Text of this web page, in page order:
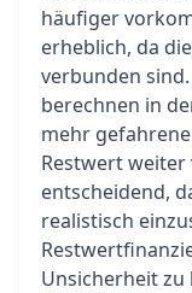
häufiger
erheblich, da
verbunden
berechnen in
mehr
Restwert
entscheidend,
realistisch
Unsicherheit